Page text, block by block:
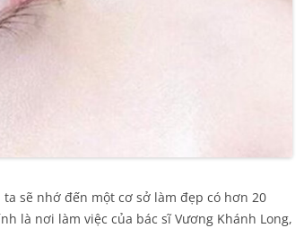
sẽ nhớ đến một cơ sở làm đẹp có hơn 20
là nơi làm việc của bác sĩ Vương Khánh Long,